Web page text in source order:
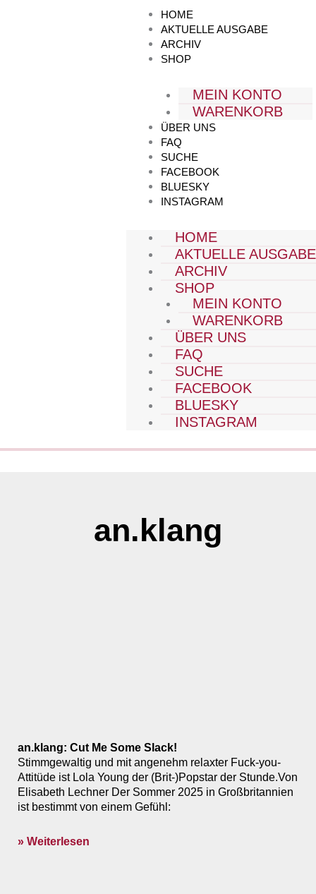
HOME
AKTUELLE AUSGABE
ARCHIV
SHOP
MEIN KONTO
WARENKORB
ÜBER UNS
FAQ
SUCHE
FACEBOOK
BLUESKY
INSTAGRAM
HOME
AKTUELLE AUSGABE
ARCHIV
SHOP
MEIN KONTO
WARENKORB
ÜBER UNS
FAQ
SUCHE
FACEBOOK
BLUESKY
INSTAGRAM
an.klang
an.klang: Cut Me Some Slack!
Stimmgewaltig und mit angenehm relaxter Fuck-you-
Attitüde ist Lola Young der (Brit-)Popstar der Stunde.Von
Elisabeth Lechner Der Sommer 2025 in Großbritannien
ist bestimmt von einem Gefühl:
» Weiterlesen